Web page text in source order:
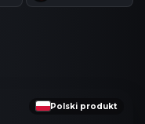
Polski produkt